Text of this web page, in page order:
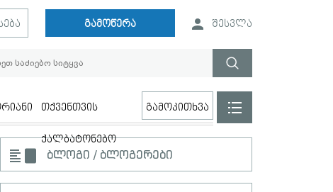
გამოწერა შესვლა
თქვენთვის
ქალბატონებო
გამოკითხვა
ბლოგი / ბლოგერები